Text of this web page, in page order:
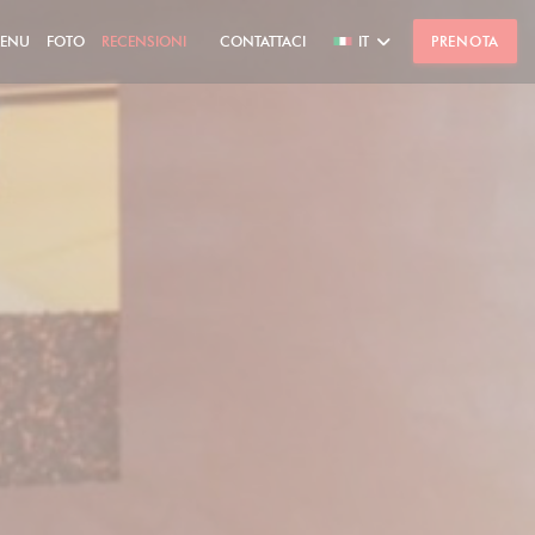
FOTO RECENSIONI ((APRE UNA NUOVA FINESTRA))
CONTATTACI IT PRENOTA